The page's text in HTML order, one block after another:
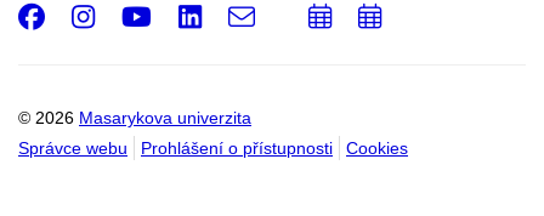
© 2026 Masarykova univerzita
Správce webu
Prohlášení o přístupnosti Cookies
Facebook
Instagram
Youtube
LinkedIn
e-
PřidatPřidat